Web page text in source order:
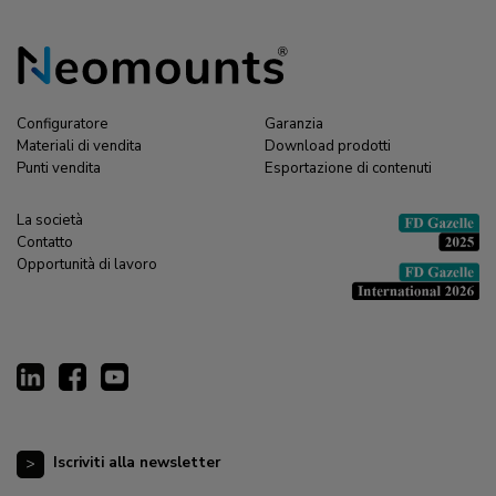
Configuratore
Materiali di vendita
Punti vendita
Garanzia
Download prodotti
Esportazione di contenuti
La società
Contatto
Opportunità di lavoro
Iscriviti alla newsletter